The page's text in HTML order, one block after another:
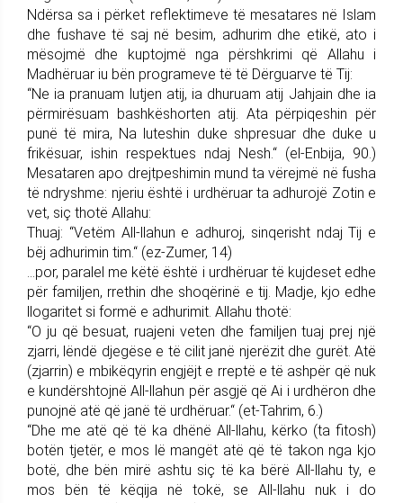
Ndërsa sa i përket reflektimeve të mesatares në Islam
dhe fushave të saj në besim, adhurim dhe etikë, ato i
mësojmë dhe kuptojmë nga përshkrimi që Allahu i
Madhëruar iu bën programeve të të Dërguarve të Tij:
“Ne ia pranuam lutjen atij, ia dhuruam atij Jahjain dhe ia
përmirësuam bashkëshorten atij. Ata përpiqeshin për
punë të mira, Na luteshin duke shpresuar dhe duke u
frikësuar, ishin respektues ndaj Nesh.“ (el-Enbija, 90.)
Mesataren apo drejtpeshimin mund ta vërejmë në fusha
të ndryshme: njeriu është i urdhëruar ta adhurojë Zotin e
vet, siç thotë Allahu:
Thuaj: “Vetëm All-llahun e adhuroj, sinqerisht ndaj Tij e
bëj adhurimin tim.“ (ez-Zumer, 14)
…por, paralel me këtë është i urdhëruar të kujdeset edhe
për familjen, rrethin dhe shoqërinë e tij. Madje, kjo edhe
llogaritet si formë e adhurimit. Allahu thotë:
“O ju që besuat, ruajeni veten dhe familjen tuaj prej një
zjarri, lëndë djegëse e të cilit janë njerëzit dhe gurët. Atë
(zjarrin) e mbikëqyrin engjëjt e rreptë e të ashpër që nuk
e kundërshtojnë All-llahun për asgjë që Ai i urdhëron dhe
punojnë atë që janë të urdhëruar.“ (et-Tahrim, 6.)
“Dhe me atë që të ka dhënë All-llahu, kërko (ta fitosh)
botën tjetër, e mos lë mangët atë që të takon nga kjo
botë, dhe bën mirë ashtu siç të ka bërë All-llahu ty, e
mos bën të këqija në tokë, se All-llahu nuk i do